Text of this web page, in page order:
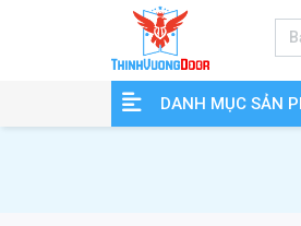
DANH MỤC SẢN